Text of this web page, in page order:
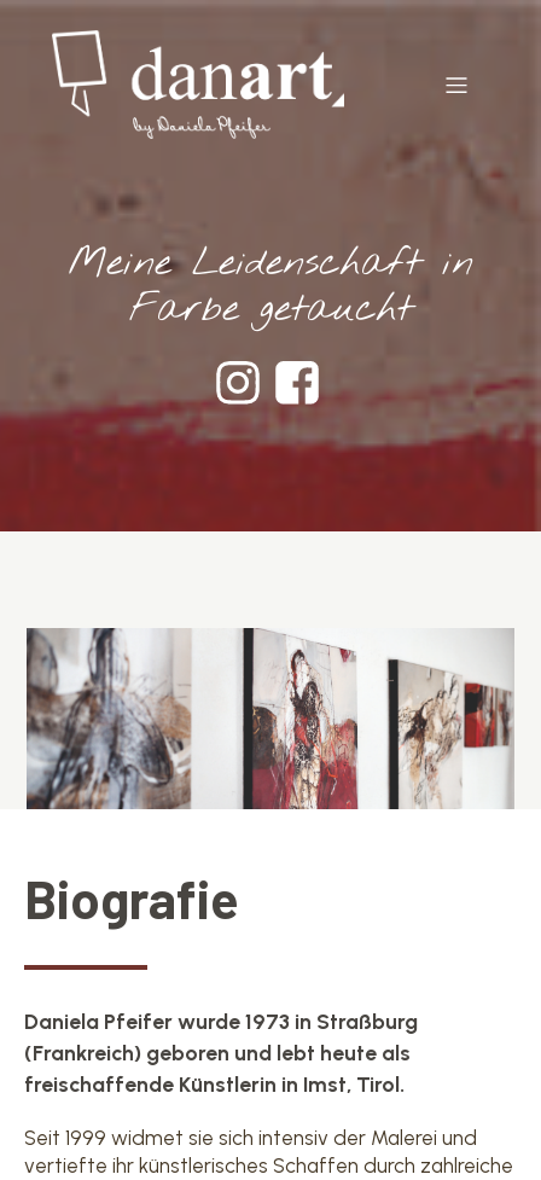
Meine Leidenschaft in
Farbe getaucht
Biografie
Daniela Pfeifer wurde 1973 in Straßburg
(Frankreich) geboren und lebt heute als
freischaffende Künstlerin in Imst, Tirol.
Seit 1999 widmet sie sich intensiv der Malerei und
vertiefte ihr künstlerisches Schaffen durch zahlreiche